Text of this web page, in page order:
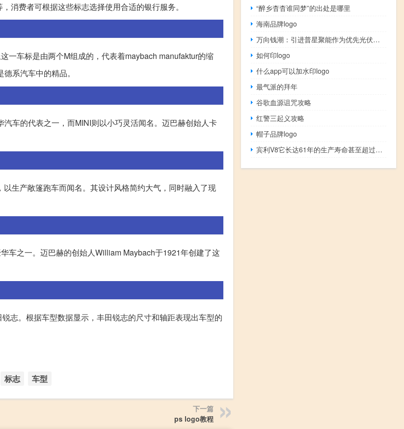
消费者可根据这些标志选择使用合适的银行服务。
一车标是由两个M组成的，代表着maybach manufaktur的缩
系汽车中的精品。
车的代表之一，而MINI则以小巧灵活闻名。迈巴赫创始人卡
生产敞篷跑车而闻名。其设计风格简约大气，同时融入了现
车之一。迈巴赫的创始人William Maybach于1921年创建了这
志。根据车型数据显示，丰田锐志的尺寸和轴距表现出车型的
标志 车型
下一篇
ps logo教程
“醉乡杳杳谁同梦”的出处是哪里
海南品牌logo
万向钱潮：引进普星聚能作为优先光伏发电项目合作伙伴
如何印logo
什么app可以加水印logo
最气派的拜年
谷歌血源诅咒攻略
红警三起义攻略
帽子品牌logo
宾利V8它长达61年的生产寿命甚至超过了最初的雪佛兰小型V8